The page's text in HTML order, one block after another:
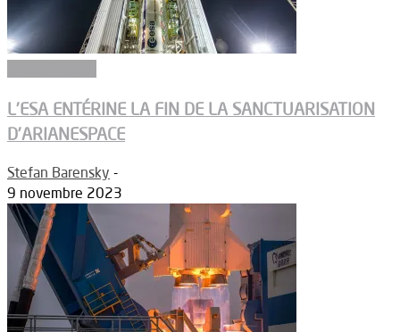
L’ESA ENTÉRINE LA FIN DE LA SANCTUARISATION
D’ARIANESPACE
Stefan Barensky -
9 novembre 2023